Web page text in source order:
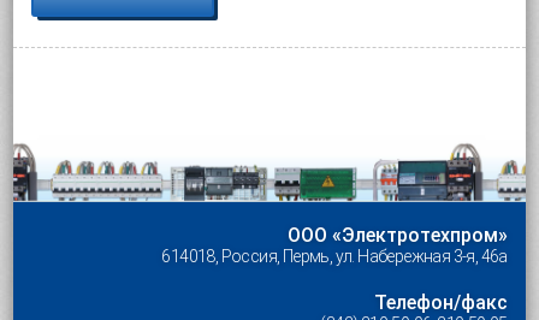
ООО «Электротехпром»
614018, Россия, Пермь, ул. Набережная 3-я, 46а
Телефон/факс